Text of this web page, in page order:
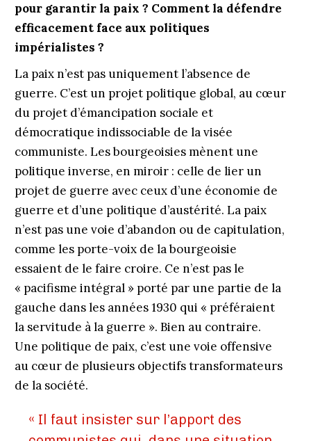
pour garantir la paix ? Comment la défendre
efficacement face aux politiques
impérialistes ?
La paix n’est pas uniquement l’absence de
guerre. C’est un projet politique global, au cœur
du projet d’émancipation sociale et
démocratique indissociable de la visée
communiste. Les bourgeoisies mènent une
politique inverse, en miroir : celle de lier un
projet de guerre avec ceux d’une économie de
guerre et d’une politique d’austérité. La paix
n’est pas une voie d’abandon ou de capitulation,
comme les porte-voix de la bourgeoisie
essaient de le faire croire. Ce n’est pas le
« pacifisme intégral » porté par une partie de la
gauche dans les années 1930 qui « préféraient
la servitude à la guerre ». Bien au contraire.
Une politique de paix, c’est une voie offensive
au cœur de plusieurs objectifs transformateurs
de la société.
« Il faut insister sur l’apport des